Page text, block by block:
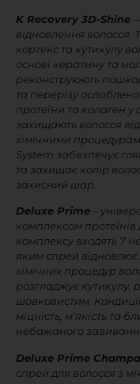
K Recovery 3D-Shine
відновлення волосся.
кортекс та кутикулу
основі кератину та
реконструюють
та перерізу
протеїни та колаген у
захищають волосся
хімічними
System забезпечує
та захищає колір
захисний шар.
Deluxe Prime–
комплексом протеїнів
комплексу входять 7
яким спрей
хімічних процедур
розгладжує кутикулу,
шовковистим.
міцність, м’якість та
небажаного
Deluxe Prime
спрей для волосся з